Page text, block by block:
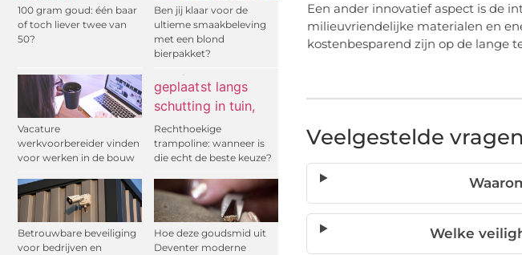
100 gram goud: één baar
of toch liever twee van
50?
Ben jij klaar voor de
ultieme smaakbeleving
met een blond
bierpakket?
Vacature
werkvoorbereider vinden
voor werken in de bouw
Rechthoekige
trampoline: wanneer is
die echt de beste keuze?
Betrouwbare beveiliging
voor bedrijven en
Hoe deze goudsmid uit
Deventer moderne
Een ander innovatief aspect is de
milieuvriendelijke materialen en
kostenbesparend zijn op de lange
Veelgestelde vragen
Welke